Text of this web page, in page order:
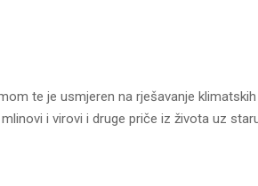
te je usmjeren na rješavanje
i virovi i druge priče iz života uz